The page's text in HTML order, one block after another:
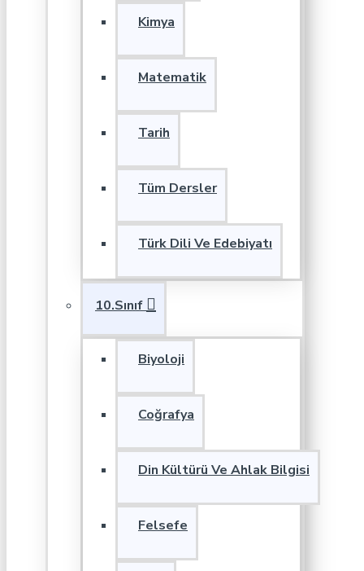
Kimya
Matematik
Tarih
Tüm Dersler
Türk Dili Ve Edebiyatı
10.Sınıf
Biyoloji
Coğrafya
Din Kültürü Ve Ahlak Bilgisi
Felsefe